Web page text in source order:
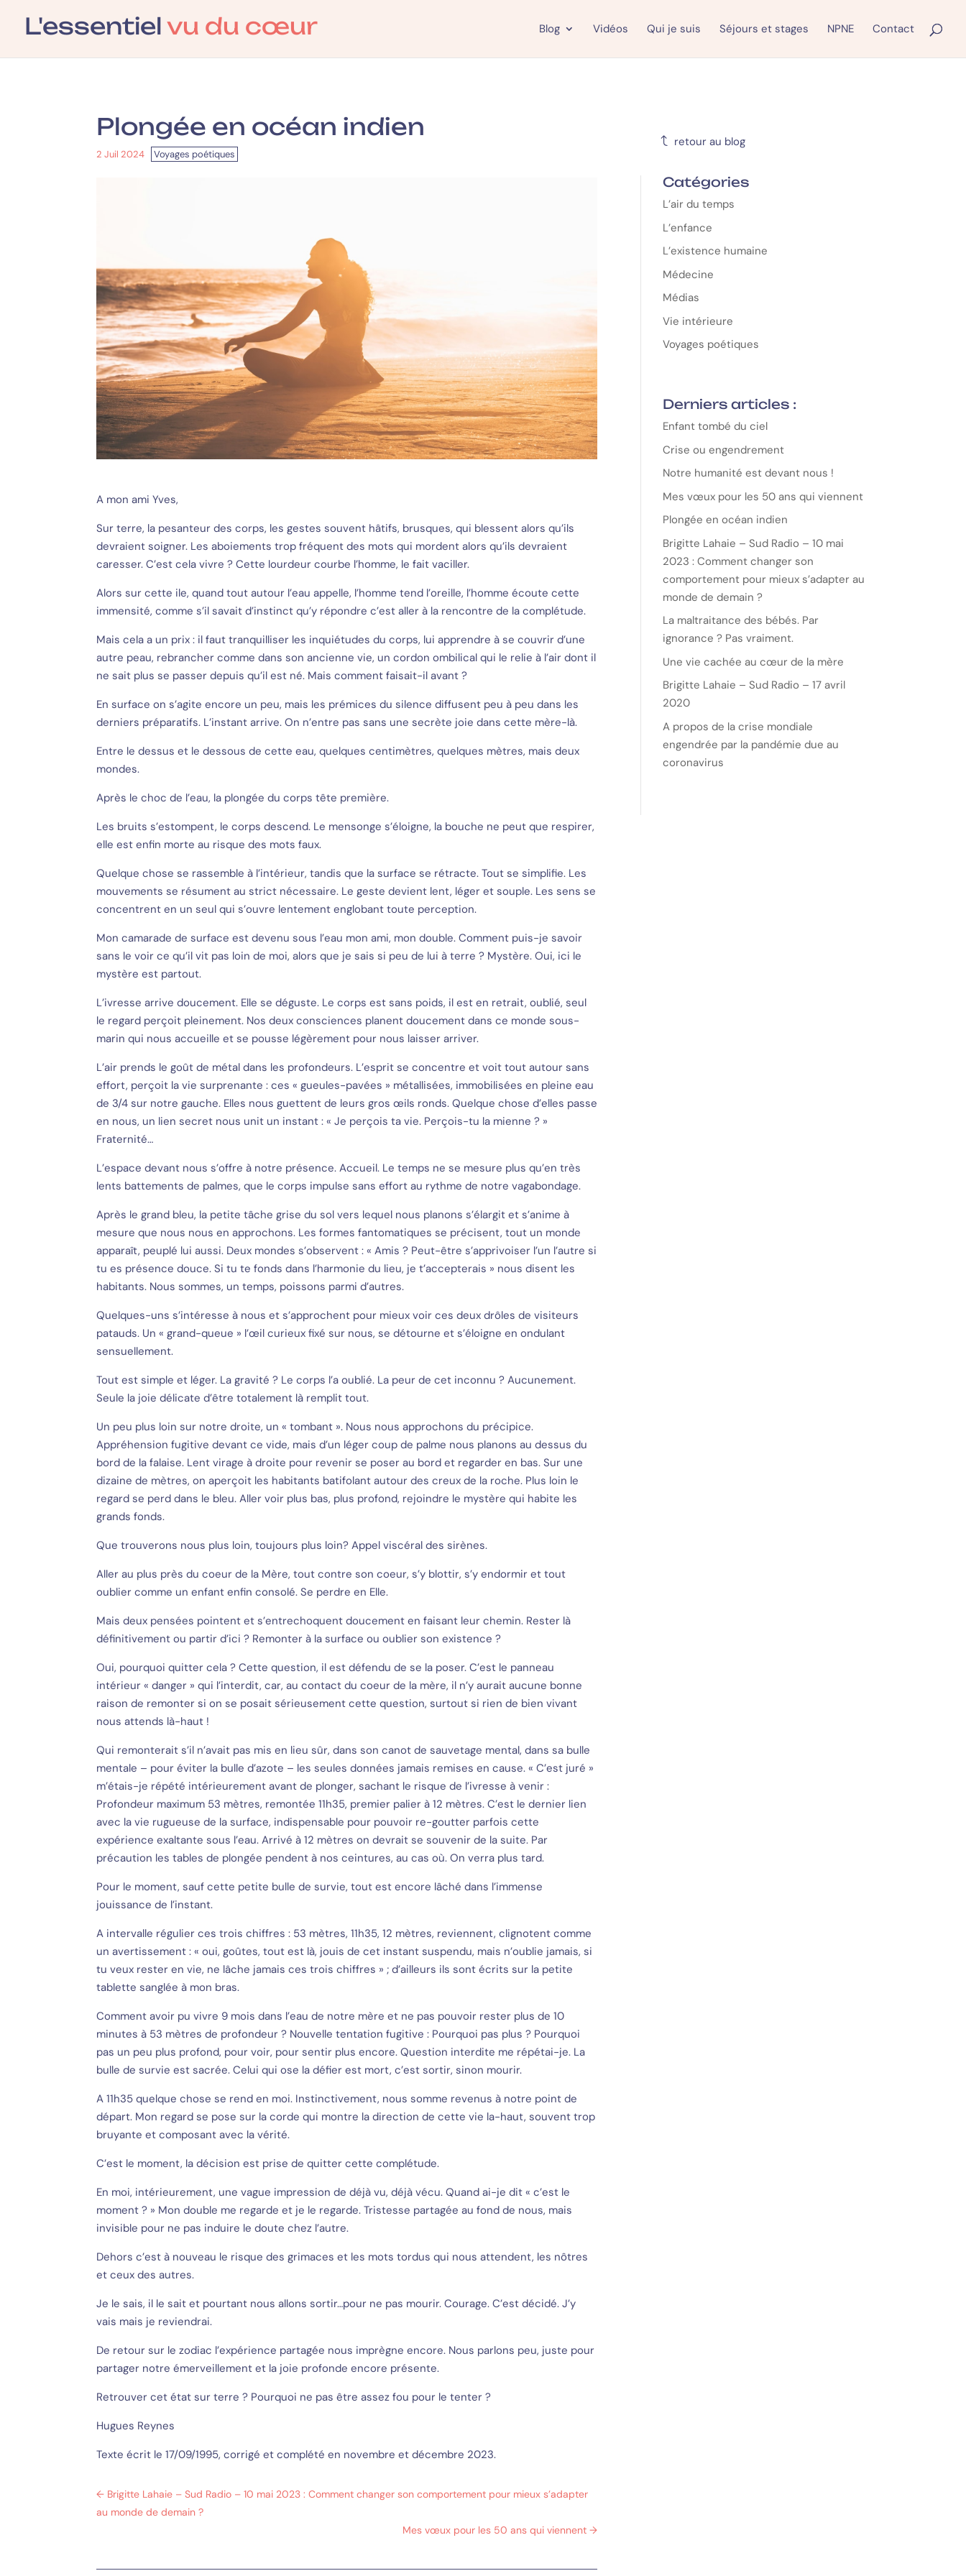
L'essentiel vu du cœur Blog Vidéos Qui je suis Séjours et stages NPNE Contact
Plongée en océan indien
2 Juil 2024 Voyages poétiques
A mon ami Yves,
Sur terre, la pesanteur des corps, les gestes souvent hâtifs, brusques, qui blessent alors qu’ils
devraient soigner. Les aboiements trop fréquent des mots qui mordent alors qu’ils devraient
caresser. C’est cela vivre ? Cette lourdeur courbe l’homme, le fait vaciller.
Alors sur cette ile, quand tout autour l’eau appelle, l’homme tend l’oreille, l’homme écoute cette
immensité, comme s’il savait d’instinct qu’y répondre c’est aller à la rencontre de la complétude.
Mais cela a un prix : il faut tranquilliser les inquiétudes du corps, lui apprendre à se couvrir d’une
autre peau, rebrancher comme dans son ancienne vie, un cordon ombilical qui le relie à l’air dont il
ne sait plus se passer depuis qu’il est né. Mais comment faisait-il avant ?
En surface on s’agite encore un peu, mais les prémices du silence diffusent peu à peu dans les
derniers préparatifs. L’instant arrive. On n’entre pas sans une secrète joie dans cette mère-là.
Entre le dessus et le dessous de cette eau, quelques centimètres, quelques mètres, mais deux
mondes.
Après le choc de l’eau, la plongée du corps tête première.
Les bruits s’estompent, le corps descend. Le mensonge s’éloigne, la bouche ne peut que respirer,
elle est enfin morte au risque des mots faux.
Quelque chose se rassemble à l’intérieur, tandis que la surface se rétracte. Tout se simplifie. Les
mouvements se résument au strict nécessaire. Le geste devient lent, léger et souple. Les sens se
concentrent en un seul qui s’ouvre lentement englobant toute perception.
Mon camarade de surface est devenu sous l’eau mon ami, mon double. Comment puis-je savoir
sans le voir ce qu’il vit pas loin de moi, alors que je sais si peu de lui à terre ? Mystère. Oui, ici le
mystère est partout.
L’ivresse arrive doucement. Elle se déguste. Le corps est sans poids, il est en retrait, oublié, seul
le regard perçoit pleinement. Nos deux consciences planent doucement dans ce monde sous-
marin qui nous accueille et se pousse légèrement pour nous laisser arriver.
L’air prends le goût de métal dans les profondeurs. L’esprit se concentre et voit tout autour sans
effort, perçoit la vie surprenante : ces « gueules-pavées » métallisées, immobilisées en pleine eau
de 3/4 sur notre gauche. Elles nous guettent de leurs gros œils ronds. Quelque chose d’elles passe
en nous, un lien secret nous unit un instant : « Je perçois ta vie. Perçois-tu la mienne ? »
Fraternité…
L’espace devant nous s’offre à notre présence. Accueil. Le temps ne se mesure plus qu’en très
lents battements de palmes, que le corps impulse sans effort au rythme de notre vagabondage.
Après le grand bleu, la petite tâche grise du sol vers lequel nous planons s’élargit et s’anime à
mesure que nous nous en approchons. Les formes fantomatiques se précisent, tout un monde
apparaît, peuplé lui aussi. Deux mondes s’observent : « Amis ? Peut-être s’apprivoiser l’un l’autre si
tu es présence douce. Si tu te fonds dans l’harmonie du lieu, je t’accepterais » nous disent les
habitants. Nous sommes, un temps, poissons parmi d’autres.
Quelques-uns s’intéresse à nous et s’approchent pour mieux voir ces deux drôles de visiteurs
patauds. Un « grand-queue » l’œil curieux fixé sur nous, se détourne et s’éloigne en ondulant
sensuellement.
Tout est simple et léger. La gravité ? Le corps l’a oublié. La peur de cet inconnu ? Aucunement.
Seule la joie délicate d’être totalement là remplit tout.
Un peu plus loin sur notre droite, un « tombant ». Nous nous approchons du précipice.
Appréhension fugitive devant ce vide, mais d’un léger coup de palme nous planons au dessus du
bord de la falaise. Lent virage à droite pour revenir se poser au bord et regarder en bas. Sur une
dizaine de mètres, on aperçoit les habitants batifolant autour des creux de la roche. Plus loin le
regard se perd dans le bleu. Aller voir plus bas, plus profond, rejoindre le mystère qui habite les
grands fonds.
Que trouverons nous plus loin, toujours plus loin? Appel viscéral des sirènes.
Aller au plus près du coeur de la Mère, tout contre son coeur, s’y blottir, s’y endormir et tout
oublier comme un enfant enfin consolé. Se perdre en Elle.
Mais deux pensées pointent et s’entrechoquent doucement en faisant leur chemin. Rester là
définitivement ou partir d’ici ? Remonter à la surface ou oublier son existence ?
Oui, pourquoi quitter cela ? Cette question, il est défendu de se la poser. C’est le panneau
intérieur « danger » qui l’interdit, car, au contact du coeur de la mère, il n’y aurait aucune bonne
raison de remonter si on se posait sérieusement cette question, surtout si rien de bien vivant
nous attends là-haut !
Qui remonterait s’il n’avait pas mis en lieu sûr, dans son canot de sauvetage mental, dans sa bulle
mentale – pour éviter la bulle d’azote – les seules données jamais remises en cause. « C’est juré »
m’étais-je répété intérieurement avant de plonger, sachant le risque de l’ivresse à venir :
Profondeur maximum 53 mètres, remontée 11h35, premier palier à 12 mètres. C’est le dernier lien
avec la vie rugueuse de la surface, indispensable pour pouvoir re-goutter parfois cette
expérience exaltante sous l’eau. Arrivé à 12 mètres on devrait se souvenir de la suite. Par
précaution les tables de plongée pendent à nos ceintures, au cas où. On verra plus tard.
Pour le moment, sauf cette petite bulle de survie, tout est encore lâché dans l’immense
jouissance de l’instant.
A intervalle régulier ces trois chiffres : 53 mètres, 11h35, 12 mètres, reviennent, clignotent comme
un avertissement : « oui, goûtes, tout est là, jouis de cet instant suspendu, mais n’oublie jamais, si
tu veux rester en vie, ne lâche jamais ces trois chiffres » ; d’ailleurs ils sont écrits sur la petite
tablette sanglée à mon bras.
Comment avoir pu vivre 9 mois dans l’eau de notre mère et ne pas pouvoir rester plus de 10
minutes à 53 mètres de profondeur ? Nouvelle tentation fugitive : Pourquoi pas plus ? Pourquoi
pas un peu plus profond, pour voir, pour sentir plus encore. Question interdite me répétai-je. La
bulle de survie est sacrée. Celui qui ose la défier est mort, c’est sortir, sinon mourir.
A 11h35 quelque chose se rend en moi. Instinctivement, nous somme revenus à notre point de
départ. Mon regard se pose sur la corde qui montre la direction de cette vie la-haut, souvent trop
bruyante et composant avec la vérité.
C’est le moment, la décision est prise de quitter cette complétude.
En moi, intérieurement, une vague impression de déjà vu, déjà vécu. Quand ai-je dit « c’est le
moment ? » Mon double me regarde et je le regarde. Tristesse partagée au fond de nous, mais
invisible pour ne pas induire le doute chez l’autre.
Dehors c’est à nouveau le risque des grimaces et les mots tordus qui nous attendent, les nôtres
et ceux des autres.
Je le sais, il le sait et pourtant nous allons sortir…pour ne pas mourir. Courage. C’est décidé. J’y
vais mais je reviendrai.
De retour sur le zodiac l’expérience partagée nous imprègne encore. Nous parlons peu, juste pour
partager notre émerveillement et la joie profonde encore présente.
Retrouver cet état sur terre ? Pourquoi ne pas être assez fou pour le tenter ?
Hugues Reynes
Texte écrit le 17/09/1995, corrigé et complété en novembre et décembre 2023.
← Brigitte Lahaie – Sud Radio – 10 mai 2023 : Comment changer son comportement pour mieux s’adapter
au monde de demain ?
Mes vœux pour les 50 ans qui viennent →
J retour au blog
Catégories
L’air du temps
L’enfance
L’existence humaine
Médecine
Médias
Vie intérieure
Voyages poétiques
Derniers articles :
Enfant tombé du ciel
Crise ou engendrement
Notre humanité est devant nous !
Mes vœux pour les 50 ans qui viennent
Plongée en océan indien
Brigitte Lahaie – Sud Radio – 10 mai
2023 : Comment changer son
comportement pour mieux s’adapter au
monde de demain ?
La maltraitance des bébés. Par
ignorance ? Pas vraiment.
Une vie cachée au cœur de la mère
Brigitte Lahaie – Sud Radio – 17 avril
2020
A propos de la crise mondiale
engendrée par la pandémie due au
coronavirus